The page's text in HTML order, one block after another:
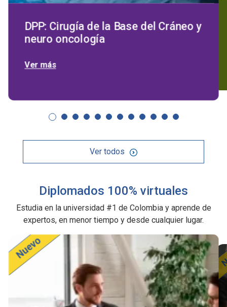
DPP: Cirugía de la Base del Cráneo y
neuro oncología
Ver más
Ver todos
Diplomados 100% virtuales
Estudia en la universidad #1 de Colombia y aprende de
expertos, en menor tiempo y desde cualquier lugar.